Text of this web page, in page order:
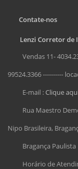
Contate-nos
Lenzi Corretor de
Vendas 11-
99524.3366 ----------
E-mail :Clique aqui
Rua Maestro
Nipo Brasileira,
Bragança Paulista
Horário de